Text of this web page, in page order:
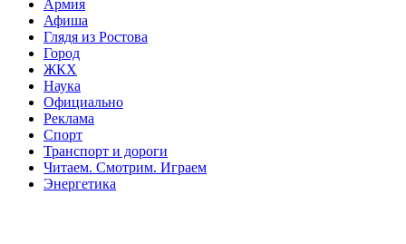
Армия
Афиша
Глядя из Ростова
Город
ЖКХ
Наука
Официально
Реклама
Спорт
Транспорт и дороги
Читаем. Смотрим. Играем
Энергетика